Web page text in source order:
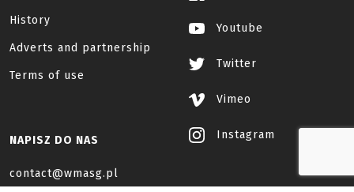
History
Adverts and partnership
Terms of use
Youtube
Twitter
Vimeo
Instagram
NAPISZ DO NAS
contact@wmasg.pl